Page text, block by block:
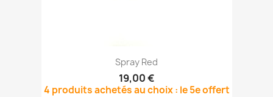
Spray Red
19,00 €
4 produits achetés au choix : le 5e offert